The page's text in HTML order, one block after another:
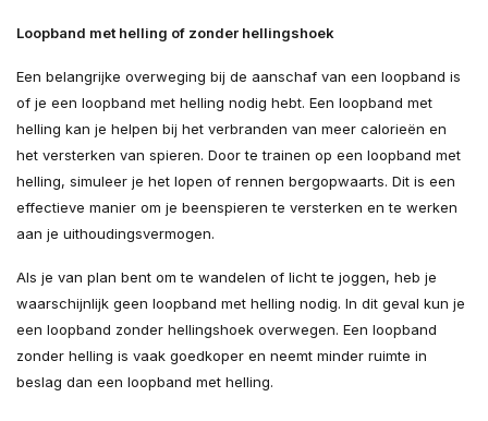
Loopband met helling of zonder hellingshoek
Een belangrijke overweging bij de aanschaf van een loopband is
of je een loopband met helling nodig hebt. Een loopband met
helling kan je helpen bij het verbranden van meer calorieën en
het versterken van spieren. Door te trainen op een loopband met
helling, simuleer je het lopen of rennen bergopwaarts. Dit is een
effectieve manier om je beenspieren te versterken en te werken
aan je uithoudingsvermogen.
Als je van plan bent om te wandelen of licht te joggen, heb je
waarschijnlijk geen loopband met helling nodig. In dit geval kun je
een loopband zonder hellingshoek overwegen. Een loopband
zonder helling is vaak goedkoper en neemt minder ruimte in
beslag dan een loopband met helling.